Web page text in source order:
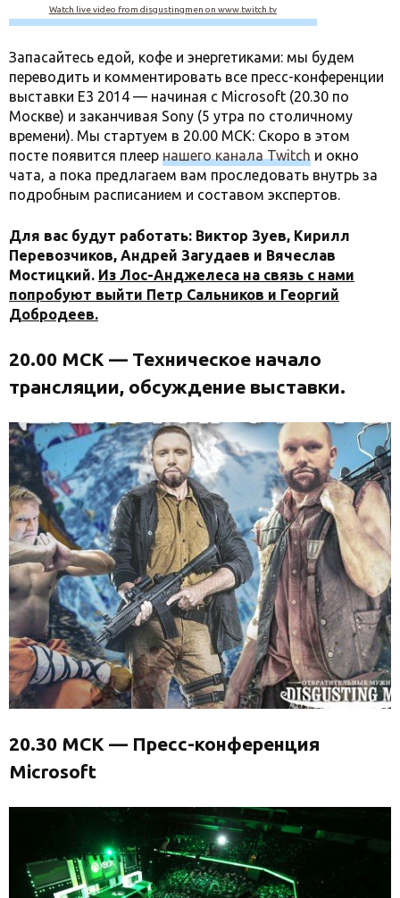
Watch live video from disgustingmen on www.twitch.tv
Запасайтесь едой, кофе и энергетиками: мы будем
переводить и комментировать все пресс-конференции
выставки Е3 2014 — начиная с Microsoft (20.30 по
Москве) и заканчивая Sony (5 утра по столичному
времени). Мы стартуем в 20.00 МСК: Скоро в этом
посте появится плеер нашего канала Twitch и окно
чата, а пока предлагаем вам проследовать внутрь за
подробным расписанием и составом экспертов.
Для вас будут работать: Виктор Зуев, Кирилл
Перевозчиков, Андрей Загудаев и Вячеслав
Мостицкий. Из Лос-Анджелеса на связь с нами
попробуют выйти Петр Сальников и Георгий
Добродеев.
20.00 МСК — Техническое начало
трансляции, обсуждение выставки.
20.30 МСК — Пресс-конференция
Microsoft